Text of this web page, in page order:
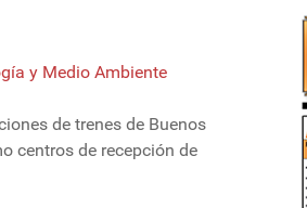
y Medio Ambiente
de trenes de Buenos
centros de recepción de